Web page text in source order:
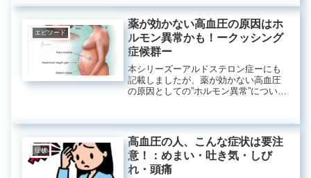
てめまいがして、血圧が200mmHgを
超...
エピソード
薬が効かない高血圧の原因はホ
ルモン異常かも！ークッシング
症候群ー
本シリーズーアルドステロン症ーにも
記載しましたが、薬が効かない高血圧
の原因としての”ホルモン異常”について
ね。副腎皮質から分泌されるステロイ
ドホルモンの１種...
症状
高血圧の人、こんな症状は要注
意！：めまい・吐き気・しび
れ・頭痛